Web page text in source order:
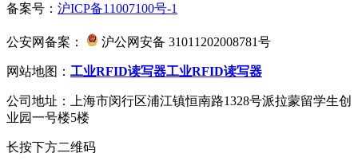
备案号： 沪ICP备11007100号-1
公安网备案： 沪公网安备 31011202008781号
网站地图： 工业RFID读写器工业RFID读写器
公司地址：上海市闵行区浦江镇恒南路1328号派拉蒙留学生创
业园一号楼5楼
长按下方二维码